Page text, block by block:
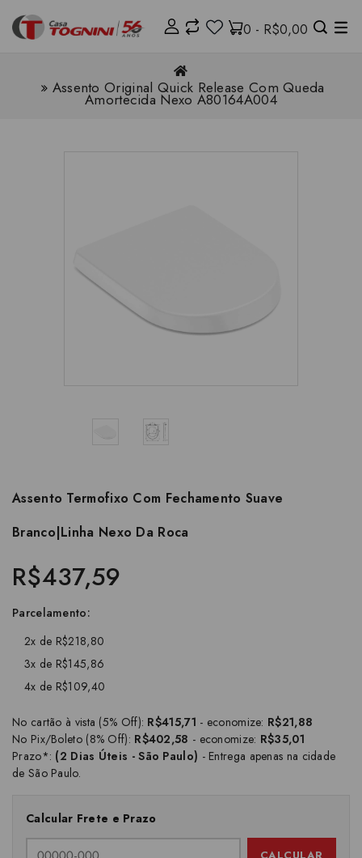
0 - R$0,00
Assento Original Quick Release Com Queda
Amortecida Nexo A80164A004
Assento Termofixo Com Fechamento Suave
Branco|Linha Nexo Da Roca
R$437,59
Parcelamento:
2x de R$218,80
3x de R$145,86
4x de R$109,40
No cartão à vista (5% Off): R$415,71 - economize: R$21,88
No Pix/Boleto (8% Off): R$402,58 - economize: R$35,01
Prazo*: (2 Dias Úteis - São Paulo) - Entrega apenas na cidade
de São Paulo.
Calcular Frete e Prazo
CALCULAR